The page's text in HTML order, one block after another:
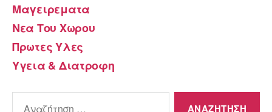
Μαγειρεματα
Νεα Του Χωρου
Πρωτες Υλες
Υγεια & Διατροφη